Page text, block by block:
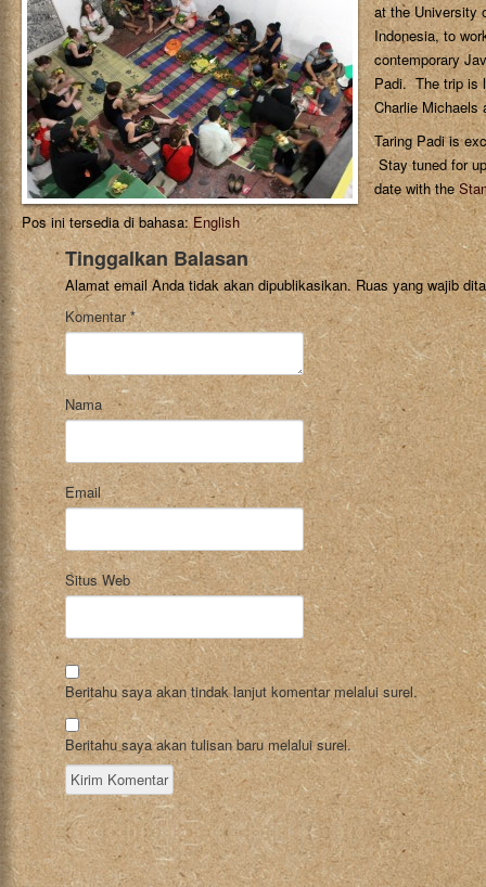
at the University
Indonesia, to
contemporary
Padi. The trip is
Charlie Michaels
Taring Padi is
Stay tuned for
date with the
Pos ini tersedia di bahasa:English
Tinggalkan Balasan
Alamat email Anda tidak akan dipublikasikan. Ruas yang wajib
Komentar*
Nama
Email
Situs Web
Beritahu saya akan tindak lanjut komentar melalui surel.
Beritahu saya akan tulisan baru melalui surel.